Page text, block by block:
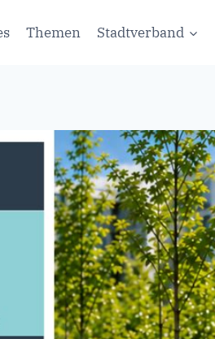
Themen Stadtverband